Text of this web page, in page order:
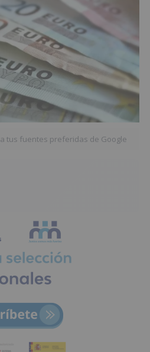
a tus fuentes preferidas de Google